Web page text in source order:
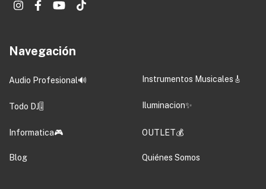
Navegación
Audio Profesional🔊 Instrumentos Musicales🎸
Todo DJ🎚️ Iluminacion✨
Informatica🎮 OUTLET💰
Blog Quiénes Somos